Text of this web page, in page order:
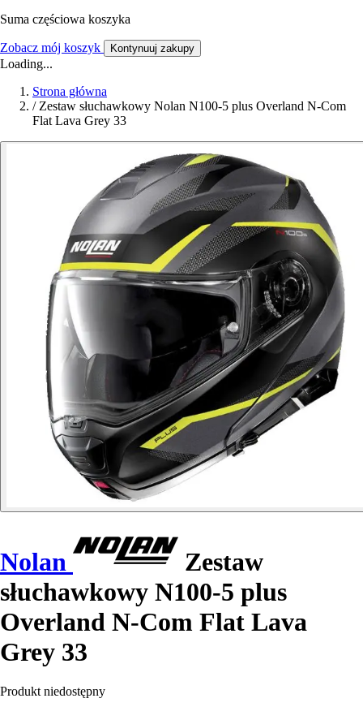
Suma częściowa koszyka
Zobacz mój koszyk Kontynuuj zakupy
Loading...
Strona główna
/ Zestaw słuchawkowy Nolan N100-5 plus Overland N-Com
Flat Lava Grey 33
Nolan
Zestaw
słuchawkowy N100-5 plus
Overland N-Com Flat Lava
Grey 33
Produkt niedostępny